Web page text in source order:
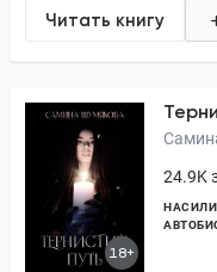
Читать книгу
18+
24.9K